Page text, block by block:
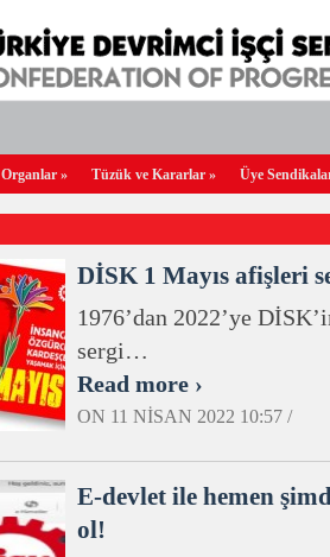
Organlar » Tüzük ve Kararlar » Üye
DİSK 1 Mayıs afişleri
1976’dan 2022’ye
sergi…
Read more ›
ON 11 NISAN 2022 10:57 /
E-devlet ile hemen
ol!